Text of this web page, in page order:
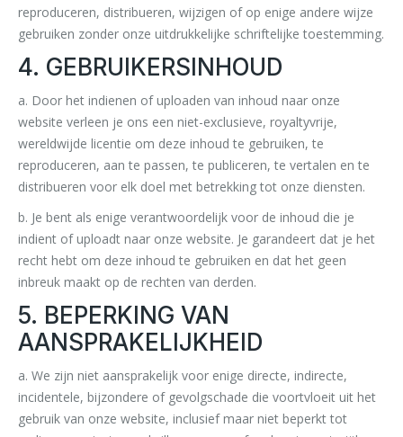
reproduceren, distribueren, wijzigen of op enige andere wijze
gebruiken zonder onze uitdrukkelijke schriftelijke toestemming.
4. GEBRUIKERSINHOUD
a. Door het indienen of uploaden van inhoud naar onze
website verleen je ons een niet-exclusieve, royaltyvrije,
wereldwijde licentie om deze inhoud te gebruiken, te
reproduceren, aan te passen, te publiceren, te vertalen en te
distribueren voor elk doel met betrekking tot onze diensten.
b. Je bent als enige verantwoordelijk voor de inhoud die je
indient of uploadt naar onze website. Je garandeert dat je het
recht hebt om deze inhoud te gebruiken en dat het geen
inbreuk maakt op de rechten van derden.
5. BEPERKING VAN
AANSPRAKELIJKHEID
a. We zijn niet aansprakelijk voor enige directe, indirecte,
incidentele, bijzondere of gevolgschade die voortvloeit uit het
gebruik van onze website, inclusief maar niet beperkt tot